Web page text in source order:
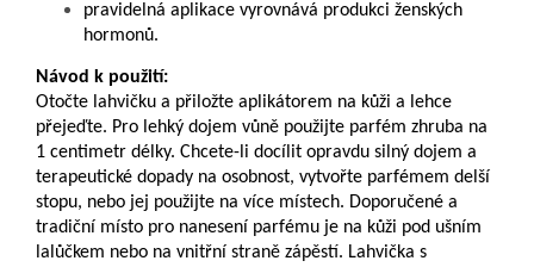
pravidelná aplikace vyrovnává produkci ženských
hormonů.
Návod k použití:
Otočte lahvičku a přiložte aplikátorem na kůži a lehce
přejeďte. Pro lehký dojem vůně použijte parfém zhruba na
1 centimetr délky. Chcete-li docílit opravdu silný dojem a
terapeutické dopady na osobnost, vytvořte parfémem delší
stopu, nebo jej použijte na více místech. Doporučené a
tradiční místo pro nanesení parfému je na kůži pod ušním
lalůčkem nebo na vnitřní straně zápěstí. Lahvička s